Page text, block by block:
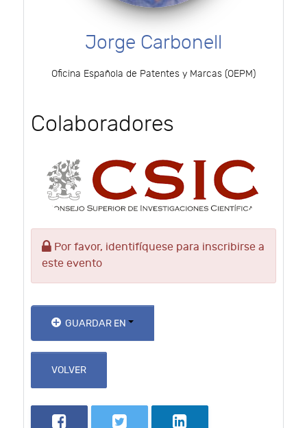
Jorge Carbonell
Oficina Española de Patentes y Marcas (OEPM)
Colaboradores
Por favor, identifíquese para inscribirse a
este evento
GUARDAR EN
VOLVER